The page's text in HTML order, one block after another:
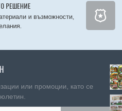
РЕШЕНИЕ
и възможности,
или промоции, като се